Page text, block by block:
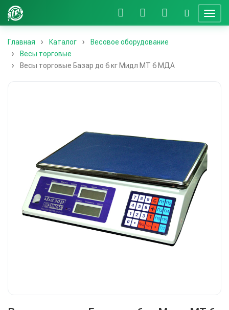
Главная Каталог
Весовое оборудование
Весы торговые
Весы торговые Базар до 6 кг Мидл МТ 6 МДА